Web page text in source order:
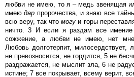
любви не имею, то я – медь звенящая
имею дар пророчества, и знаю все
всю веру, так что могу и горы
ничто. 3 И если я раздам все
сожжение, а любви не имею, нет
Любовь долготерпит, милосердствует,
не превозносится, не гордится, 5 не
раздражается, не мыслит зла, 6 не
истине; 7 все покрывает, всему верит,